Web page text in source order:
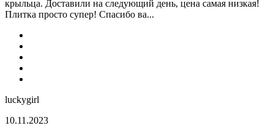
крыльца. Доставили на следующий день, цена самая низкая!
Плитка просто супер! Спасибо ва...
luckygirl
10.11.2023